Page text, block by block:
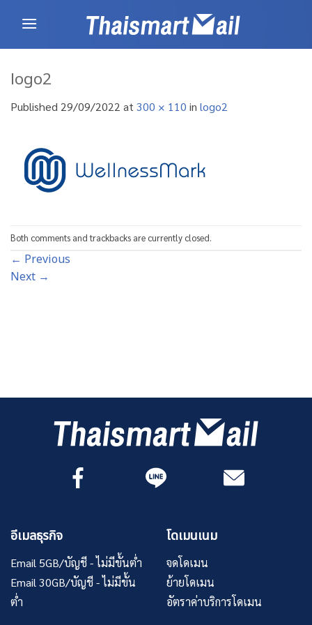
logo2
Published 29/09/2022 at 300 × 110 in logo2
Both comments and trackbacks are currently closed.
← Previous
Next →
อีเมลธุรกิจ
Email 5GB/บัญชี - ไม่มีขั้นต่ำ
Email 30GB/บัญชี - ไม่มีขั้น
ต่ำ
โดเมนเนม
จดโดเมน
ย้ายโดเมน
อัตราค่าบริการโดเมน